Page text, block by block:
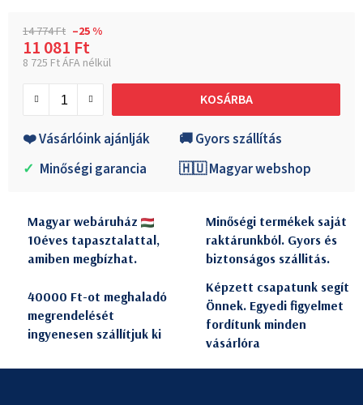
14 774 Ft –25 %
11 081 Ft
8 725 Ft ÁFA nélkül
KOSÁRBA
❤️ Vásárlóink ajánlják
🚚 Gyors szállítás
✓ Minőségi garancia 🇭🇺 Magyar webshop
Magyar webáruház
10éves tapasztalattal,
amiben megbízhat.
Minőségi termékek saját
raktárunkból. Gyors és
biztonságos szállitás.
40000 Ft-ot meghaladó
megrendelését
ingyenesen szállítjuk ki
Képzett csapatunk segít
Önnek. Egyedi figyelmet
fordítunk minden
vásárlóra